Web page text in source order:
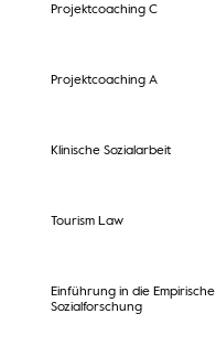
Projektcoaching C
Projektcoaching A
Klinische Sozialarbeit
Tourism Law
Einführung in die Empirische
Sozialforschung